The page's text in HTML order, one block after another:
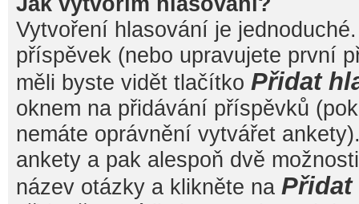
Vytvoření hlasování je
příspěvek (nebo upravujete první
měli byste vidět tlačítko Přidat
oknem na přidávání příspěvků
nemáte oprávnění vytvářet
ankety a pak alespoň dvě
název otázky a klikněte na